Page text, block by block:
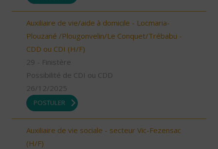
Auxiliaire de vie/aide à domicile - Locmaria-
Plouzané /Plougonvelin/Le Conquet/Trébabu -
CDD ou CDI (H/F)
29 - Finistère
Possibilité de CDI ou CDD
26/12/2025
POSTULER
Auxiliaire de vie sociale - secteur Vic-Fezensac
(H/F)